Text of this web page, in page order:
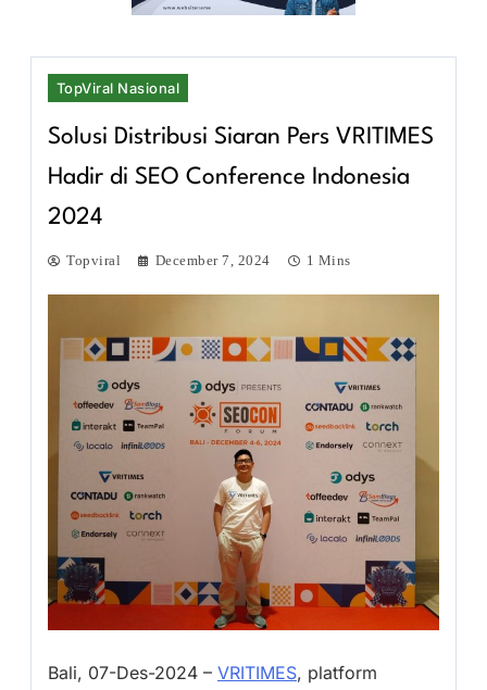
TopViral Nasional
Solusi Distribusi Siaran Pers VRITIMES
Hadir di SEO Conference Indonesia
2024
Topviral December 7, 2024 1 Mins
Bali, 07-Des-2024 – VRITIMES, platform